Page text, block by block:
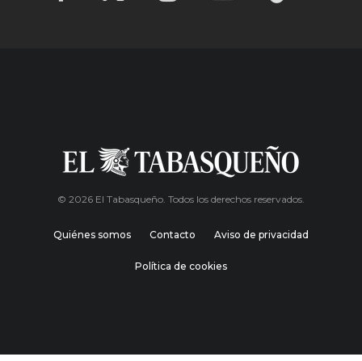
© 2026 El Tabasqueño. Todos los derechos reservados.
Quiénes somos Contacto Aviso de privacidad
Política de cookies